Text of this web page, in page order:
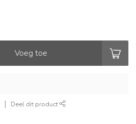
Voeg toe
Deel dit product